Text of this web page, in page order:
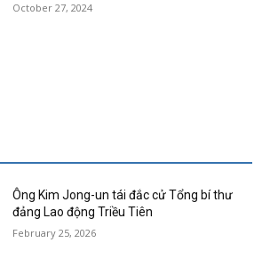
October 27, 2024
Ông Kim Jong-un tái đắc cử Tổng bí thư
đảng Lao động Triều Tiên
February 25, 2026